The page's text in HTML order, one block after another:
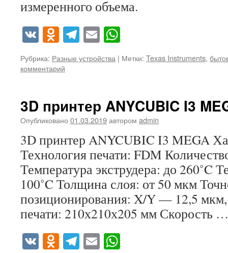
измеренного объема.
VKOdnoklassniki
Telegram
Email
Рубрика: Разные устройства | Метки: Texas Instruments,
комментарий
3D принтер ANYCUBIC I3
Опубликовано 01.03.2019автором admin
3D принтер ANYCUBIC I3 MEGA
Технология печати: FDM
Температура экструдера: до 260˚C
100˚C Толщина слоя: от 50 мкм
позиционирования: X/Y — 12,5
печати: 210х210х205 мм Скорость
VKOdnoklassniki
Telegram
Email